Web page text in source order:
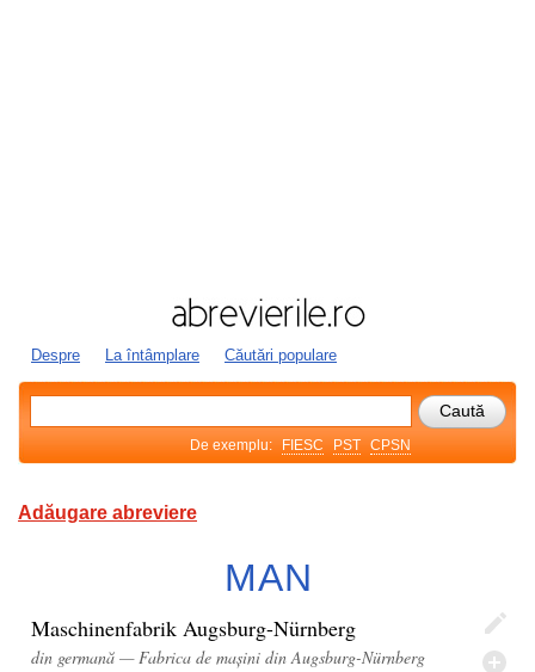
Despre La întâmplare Căutări populare
De exemplu: FIESC PST CPSN
Adăugare abreviere
MAN
Maschinenfabrik Augsburg-Nürnberg
din germană — Fabrica de mașini din Augsburg-Nürnberg